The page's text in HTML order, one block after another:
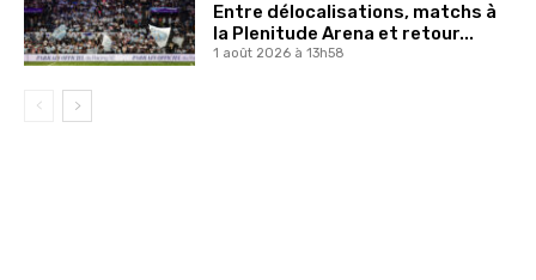
Entre délocalisations, matchs à
la Plenitude Arena et retour...
1 août 2026 à 13h58